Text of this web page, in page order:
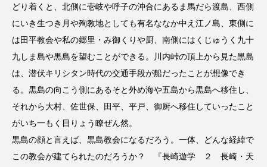
どり着くと、北側に壱岐や呼子の沖合にあるま馬だら渡島、西側
にいき生つき月や殉教地としても有名ななか中え江ノ島、東側に
は田平教会や私の郷里・み御くりや厨、南側にはくじゅうく九十
九しま島や黒島を望むことができる。川内峠の頂上から見た黒島
は、潜伏キリシタン時代の交通手段が船だったことが想像でき
る。黒島の向こう側にあるそと外め海や五島から黒島へ移住し、
それから大村、佐世保、田平、平戸、御厨へ移住していったこと
がいち一もく目りょう瞭ぜん然。
黒島の顔と言えば、黒島教会になるだろう。一体、どんな経緯で
この教会が建てられたのだろうか？ 『長崎遊学 ２ 長崎・天